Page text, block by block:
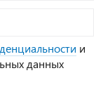
и
данных